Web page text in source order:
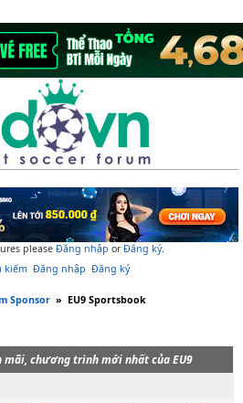
please Đăng nhập orĐăng ký.
kiếm Đăng nhập Đăng ký
Sponsor » EU9 Sportsbook
mãi, chương trình mới nhất của EU9